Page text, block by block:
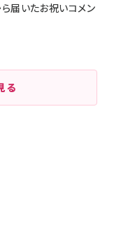
届いたお祝いコメン
る